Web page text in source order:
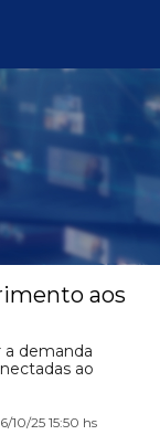
aos
a demanda
ao
10/25 15:50 hs